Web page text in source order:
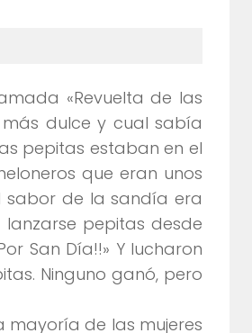
«Revuelta de las
dulce y cual sabía
pepitas estaban en el
que eran unos
sabor de la sandía era
pepitas desde
San Día!!» Y lucharon
Ninguno ganó, pero
mayoría de las mujeres